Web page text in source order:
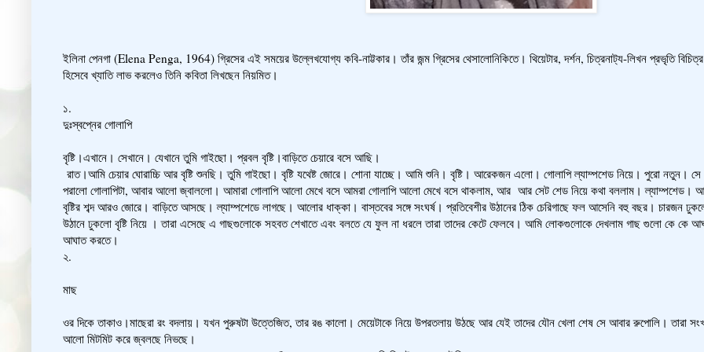
ইলিনা পেনগা (Elena Penga, 1964) গ্রিসের এই সময়ের উল্লেখযোগ্য কবি-নাট্টকার। তাঁর জন্ম গ্রিসের থেসালোনিকিতে। থিয়েটার, দর্শন, চিত্রনাট‍্য-লিখন প্রভৃতি
হিসেবে খ্যাতি লাভ করলেও তিনি কবিতা লিখছেন নিয়মিত।
১.
দুঃস্বপ্নের গোলাপি
বৃষ্টি।এখানে। সেখানে। যেখানে তুমি গাইছো। প্রবল বৃষ্টি।বাড়িতে চেয়ারে বসে আছি।
রাত।আমি চেয়ার ঘোরাচ্চি আর বৃষ্টি শুনছি। তুমি গাইছো। বৃষ্টি যথেষ্ট জোরে। শোনা যাচ্ছে। আমি শুনি। বৃষ্টি। আরেকজন এলো। গোলাপি ল্যাম্পশেড নিয়ে। পুরো
পরালো গোলাপিটা, আবার আলো জ্বাললো। আমারা গোলাপি আলো মেখে বসে আমরা গোলাপি আলো মেখে বসে থাকলাম, আর আর সেট শেড নিয়ে কথা বললাম। ল্যাম্পশেড।
বৃষ্টির শব্দ আরও জোরে। বাড়িতে আসছে। ল্যাম্পশেডে লাগছে। আলোর ধাক্কা। বাস্তবের সঙ্গে সংঘর্ষ। প্রতিবেশীর উঠানের ঠিক চেরিগাছে ফল আসেনি বহু বছর। চারজন
উঠানে ঢুকলো বৃষ্টি নিয়ে । তারা এসেছে এ গাছগুলোকে সহবত শেখাতে এবং বলতে যে ফুল না ধরলে তারা তাদের কেটে ফেলবে। আমি লোকগুলোকে দেখলাম গাছ গুলো কে কে
আঘাত করতে।
২.
মাছ
ওর দিকে তাকাও।মাছেরা রং বদলায়। যখন পুরুষটা উত্তেজিত, তার রঙ কালো। মেয়েটাকে নিয়ে উপরতলায় উঠছে আর যেই তাদের যৌন খেলা শেষ সে আবার রুপোলি। তারা
আলো মিটমিট করে জ্বলছে নিভছে।